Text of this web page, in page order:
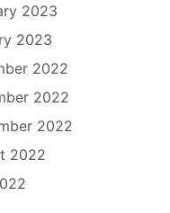
2023
2023
2022
2022
2022
2022